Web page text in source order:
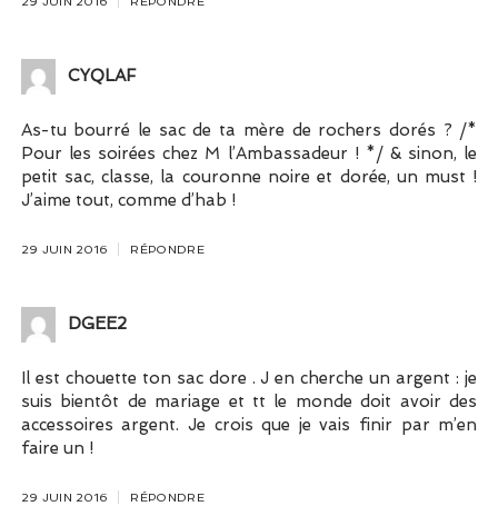
CYQLAF
As-tu bourré le sac de ta mère de rochers dorés ? /*
Pour les soirées chez M l’Ambassadeur ! */ & sinon, le
petit sac, classe, la couronne noire et dorée, un must !
J’aime tout, comme d’hab !
29 JUIN 2016 RÉPONDRE
DGEE2
Il est chouette ton sac dore . J en cherche un argent : je
suis bientôt de mariage et tt le monde doit avoir des
accessoires argent. Je crois que je vais finir par m’en
faire un !
29 JUIN 2016 RÉPONDRE